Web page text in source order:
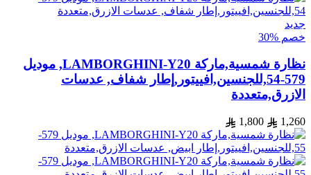
جديد
خصم %30
نظارة شمسية,ماركة LAMBORGHINI-Y20, موديل
579-54,للجنسين,افييتور,إطار شفاف, عدسات
الازرق,متعددة
1,260
1,800